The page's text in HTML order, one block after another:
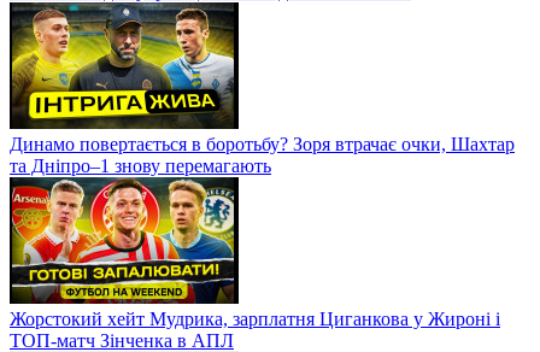
Динамо повертається в боротьбу? Зоря втрачає очки, Шахтар
та Дніпро–1 знову перемагають
Жорстокий хейт Мудрика, зарплатня Циганкова у Жироні і
ТОП-матч Зінченка в АПЛ